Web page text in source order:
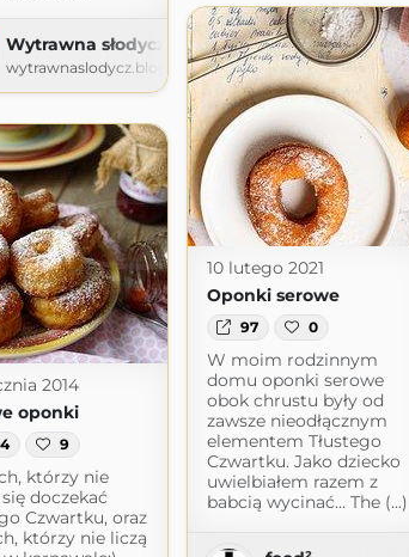
Wytrawna słodycz
wytrawnaslodycz.blogspot.com
10 lutego 2021
Oponki serowe
97 0
W moim rodzinnym
domu oponki serowe
obok chrustu były od
zawsze nieodłącznym
elementem Tłustego
Czwartku. Jako dziecko
uwielbiałem razem z
babcią wycinać… The (...)
2014
oponki
9
którzy nie
doczekać
Czwartku, oraz
którzy nie liczą